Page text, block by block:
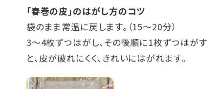
「春巻の皮」のはがし方のコツ
袋のまま常温に戻します。（15～20分）
3～4枚ずつはがし、その後順に1枚ずつはがす
と、皮が破れにくく、きれいにはがれます。